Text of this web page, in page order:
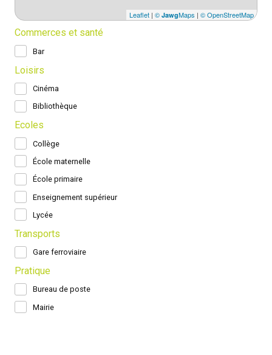
Leaflet | © JawgMaps | © OpenStreetMap
Commerces et santé
Bar
Loisirs
Cinéma
Bibliothèque
Ecoles
Collège
École maternelle
École primaire
Enseignement supérieur
Lycée
Transports
Gare ferroviaire
Pratique
Bureau de poste
Mairie